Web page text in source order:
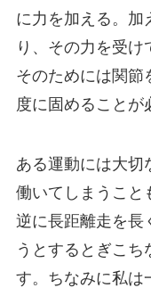
に力を加える。加
り、その力を受け
そのためには関節
度に固めることが
ある運動には大切
働いてしまうこと
逆に長距離走を長
うとするとぎこち
す。ちなみに私は